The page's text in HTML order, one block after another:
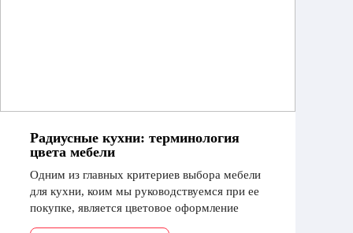
Радиусные кухни: терминология
цвета мебели
Одним из главных критериев выбора мебели
для кухни, коим мы руководствуемся при ее
покупке, является цветовое оформление
предметов. Какого цвета должна кухня? На